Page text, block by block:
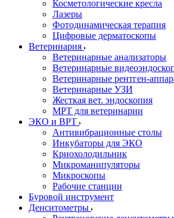
Косметологические кресла
Лазеры
Фотодинамическая терапия
Цифровые дерматоскопы
Ветеринария
Ветеринарные анализаторы
Ветеринарные
Ветеринарные рентген-
Ветеринарные УЗИ
Жесткая вет. эндоскопия
МРТ для ветеринарии
ЭКО и ВРТ
Антивибрационные столы
Инкубаторы для ЭКО
Криохолодильник
Микроманипуляторы
Микроскопы
Рабочие станции
Буровой инструмент
Денситометры